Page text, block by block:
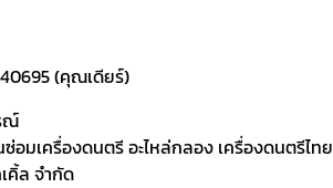
(คุณเดียร์)
ณ์
อมเครื่องดนตรี อะไหล่กลอง เครื่องดนตรีไทย
คิ้ล จำกัด